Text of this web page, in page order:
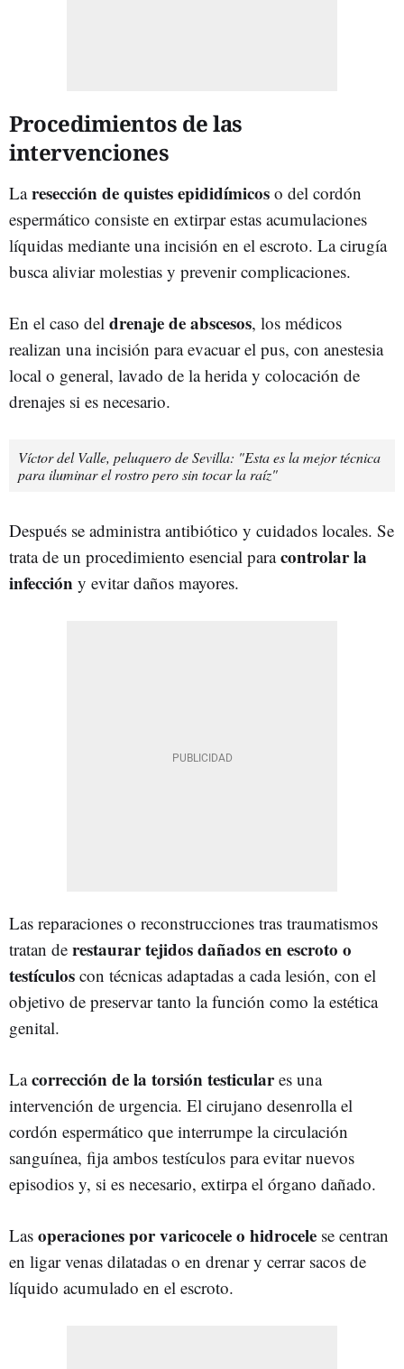
Procedimientos de las
intervenciones
Laresección de quistes epididímicos o del cordón
espermático consiste en extirpar estas acumulaciones
líquidas mediante una incisión en el escroto. La cirugía
busca aliviar molestias y prevenir complicaciones.
En el caso del drenaje de abscesos, los médicos
realizan una incisión para evacuar el pus, con anestesia
local o general, lavado de la herida y colocación de
drenajes si es necesario.
Víctor del Valle, peluquero de Sevilla: "Esta es la mejor técnica
para iluminar el rostro pero sin tocar la raíz"
Después se administra antibiótico y cuidados locales. Se
trata de un procedimiento esencial paracontrolar la
infección y evitar daños mayores.
Las reparaciones o reconstrucciones tras traumatismos
tratan de restaurar tejidos dañados en escroto o
testículos con técnicas adaptadas a cada lesión, con el
objetivo de preservar tanto la función como la estética
genital.
Lacorrección de la torsión testiculares una
intervención de urgencia. El cirujano desenrolla el
cordón espermático que interrumpe la circulación
sanguínea, fija ambos testículos para evitar nuevos
episodios y, si es necesario, extirpa el órgano dañado.
Las operaciones por varicocele o hidrocele se centran
en ligar venas dilatadas o en drenar y cerrar sacos de
líquido acumulado en el escroto.